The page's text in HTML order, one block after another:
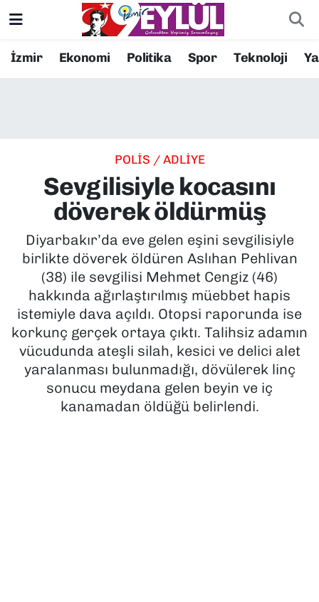
İzmir Ekonomi Politika Spor Teknoloji
POLİS / ADLİYE
Sevgilisiyle kocasını
döverek öldürmüş
Diyarbakır’da eve gelen eşini sevgilisiyle
birlikte döverek öldüren Aslıhan Pehlivan
(38) ile sevgilisi Mehmet Cengiz (46)
hakkında ağırlaştırılmış müebbet hapis
istemiyle dava açıldı. Otopsi raporunda ise
korkunç gerçek ortaya çıktı. Talihsiz adamın
vücudunda ateşli silah, kesici ve delici alet
yaralanması bulunmadığı, dövülerek linç
sonucu meydana gelen beyin ve iç
kanamadan öldüğü belirlendi.
Resmi İlanlar
EKONOMİ
KÜLTÜR SANAT
MAGAZİN
POLİTİKA
SAĞLIK
Konak Nöbetçi Eczaneler
Süper Lig Puan Durumu ve Fikstür
Tüm Manşetler
Son Dakika Haberleri
Haber Arşivi